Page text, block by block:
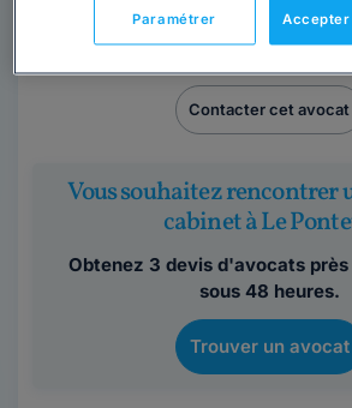
Avocat au barreau
Contacter cet avocat
Vous souhaitez rencontrer
cabinet à Le
Obtenez 3 devis d'avocats
sous 48 heures.
Trouver un avocat
Paramétrer